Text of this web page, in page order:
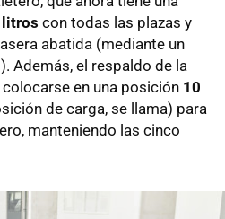
con todas las plazas y
abatida (mediante un
Además, el respaldo de la
en una posición 10
de carga, se llama) para
manteniendo las cinco